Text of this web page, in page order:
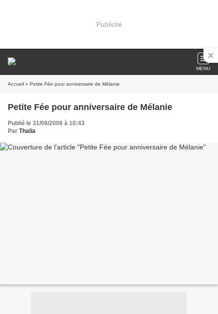
Publicité
MENU
Accueil » Petite Fée pour anniversaire de Mélanie
Petite Fée pour anniversaire de Mélanie
Publié le 31/08/2006 à 10:43
Par Thalia